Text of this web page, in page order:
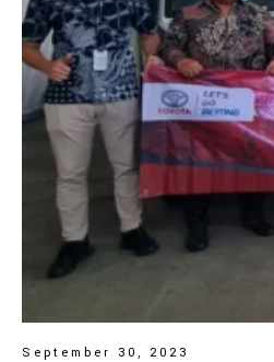
September 30, 2023